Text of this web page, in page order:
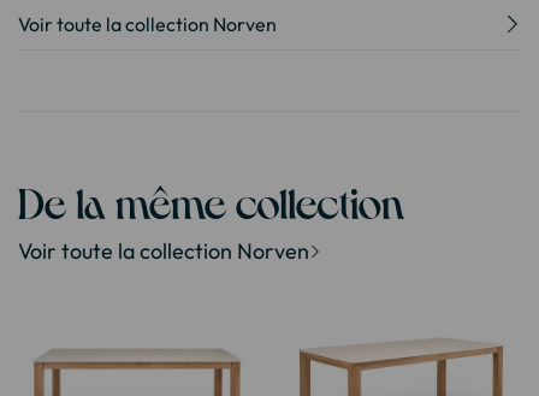
Voir toute la collection Norven
De la même collection
Voir toute la collection Norven